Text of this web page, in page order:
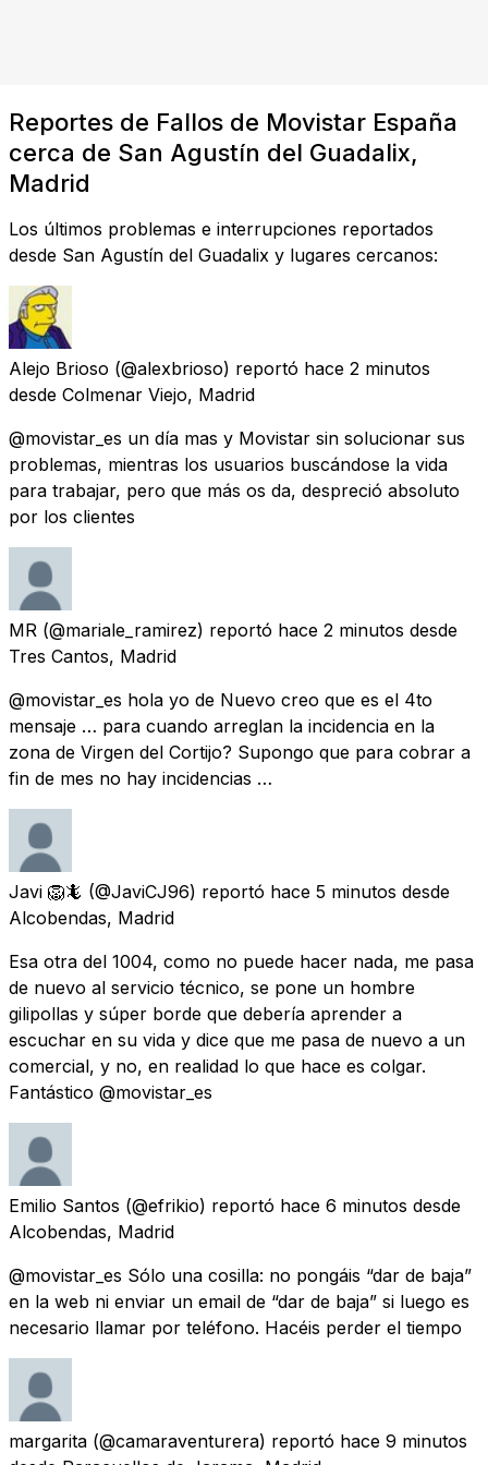
Reportes de Fallos de Movistar España
cerca de San Agustín del Guadalix,
Madrid
Los últimos problemas e interrupciones reportados
desde San Agustín del Guadalix y lugares cercanos:
Alejo Brioso (@alexbrioso) reportó hace 2 minutos
desde Colmenar Viejo, Madrid
@movistar_es un día mas y Movistar sin solucionar sus
problemas, mientras los usuarios buscándose la vida
para trabajar, pero que más os da, despreció absoluto
por los clientes
MR (@mariale_ramirez) reportó hace 2 minutos desde
Tres Cantos, Madrid
@movistar_es hola yo de Nuevo creo que es el 4to
mensaje … para cuando arreglan la incidencia en la
zona de Virgen del Cortijo? Supongo que para cobrar a
fin de mes no hay incidencias …
Javi 🦁🦎 (@JaviCJ96) reportó hace 5 minutos desde
Alcobendas, Madrid
Esa otra del 1004, como no puede hacer nada, me pasa
de nuevo al servicio técnico, se pone un hombre
gilipollas y súper borde que debería aprender a
escuchar en su vida y dice que me pasa de nuevo a un
comercial, y no, en realidad lo que hace es colgar.
Fantástico @movistar_es
Emilio Santos (@efrikio) reportó hace 6 minutos desde
Alcobendas, Madrid
@movistar_es Sólo una cosilla: no pongáis “dar de baja”
en la web ni enviar un email de “dar de baja” si luego es
necesario llamar por teléfono. Hacéis perder el tiempo
margarita (@camaraventurera) reportó hace 9 minutos